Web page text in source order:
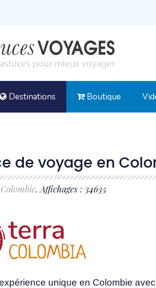
Destinations Boutique
de voyage en
Colombie. Affichages : 34635
/5
unique en Colombie